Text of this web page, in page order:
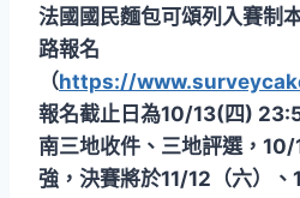
法國國民麵包可頌列入賽制
路報名
（https://
報名截止日為10/13(四)
南三地收件、三地評選，
強，決賽將於11/12（六）